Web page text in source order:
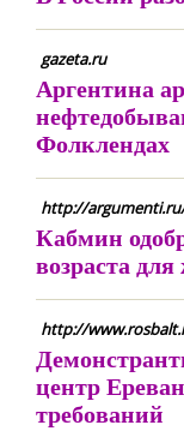
gazeta.ru
Аргентина
Фолклендах
http://
Кабмин
возраста
http://
центр
требований